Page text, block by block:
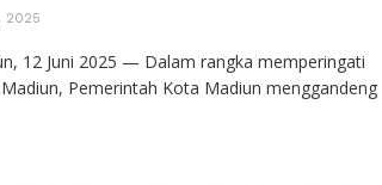
2025
12 Juni 2025 — Dalam rangka memperingati
Pemerintah Kota Madiun menggandeng